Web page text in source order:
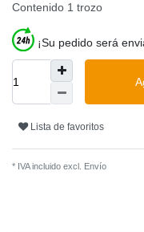
Contenido 1 trozo
¡Su pedido será
Lista de favoritos
* IVA incluido excl. Envío